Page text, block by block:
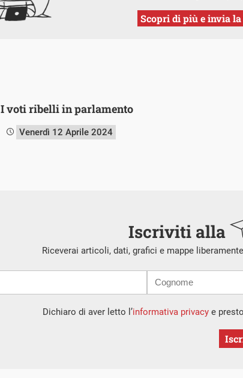
Scopri di più e invia
I voti ribelli in parlamento
Venerdì 12 Aprile 2024
Iscriviti alla
Riceverai articoli, dati, grafici e mappe
Dichiaro di aver letto l’informativa privacye